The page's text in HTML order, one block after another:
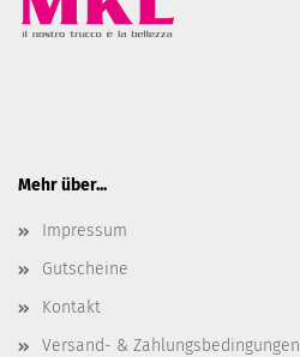
Mehr über...
Impressum
Gutscheine
Kontakt
Versand- & Zahlungsbedingungen